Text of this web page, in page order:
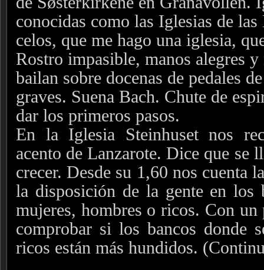
conocidas como las Iglesias de las
celos, que me hago una iglesia,
Rostro impasible, manos alegres
bailan sobre docenas de pedales
graves. Suena Bach. Chute de
dar los primeros pasos.
En la Iglesia Steinhuset nos
acento de Lanzarote. Dice que se
crecer. Desde su 1,60 nos cuenta
la disposición de la gente en los
mujeres, hombres o ricos. Con
comprobar si los bancos donde
ricos están más hundidos.